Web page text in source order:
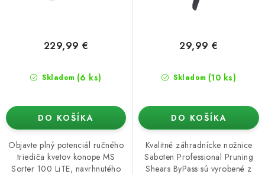
Skladom (6 ks)
229,99 €
DO KOŠÍKA
Objavte plný potenciál ručného
triediča kvetov konope MS
Sorter 100 LiTE, navrhnutého
Skladom (10 ks)
29,99 €
DO KOŠÍKA
Kvalitné záhradnícke nožnice
Saboten Professional Pruning
Shears ByPass sú vyrobené z